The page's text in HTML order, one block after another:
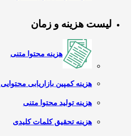
لیست هزینه و زمان
هزینه محتوا متنی
هزینه کمپین بازاریابی محتوایی
هزینه تولید محتوا متنی
هزینه تحقیق کلمات کلیدی